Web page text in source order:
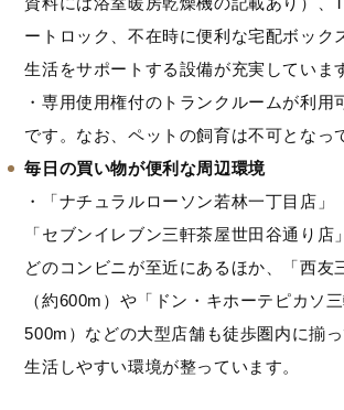
ートロック、不在時に便利な宅配ボック
生活をサポートする設備が充実していま
・専用使用権付のトランクルームが利用
です。なお、ペットの飼育は不可となっ
毎日の買い物が便利な周辺環境
・「ナチュラルローソン若林一丁目店」
「セブンイレブン三軒茶屋世田谷通り店
どのコンビニが至近にあるほか、「西友
（約600m）や「ドン・キホーテピカソ
500m）などの大型店舗も徒歩圏内に揃
生活しやすい環境が整っています。